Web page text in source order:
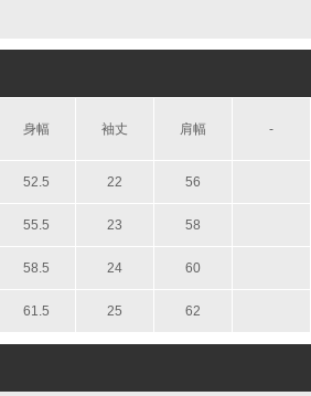
身幅 袖丈 肩幅 -
52.5 22 56
55.5 23 58
58.5 24 60
61.5 25 62